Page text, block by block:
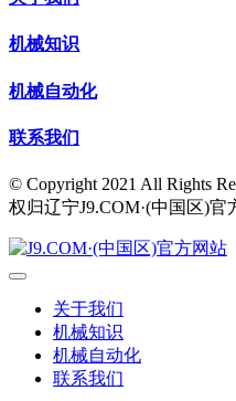
机械知识
机械自动化
联系我们
© Copyright 2021 All Rights
权归辽宁J9.COM·(中国区)
关于我们
机械知识
机械自动化
联系我们